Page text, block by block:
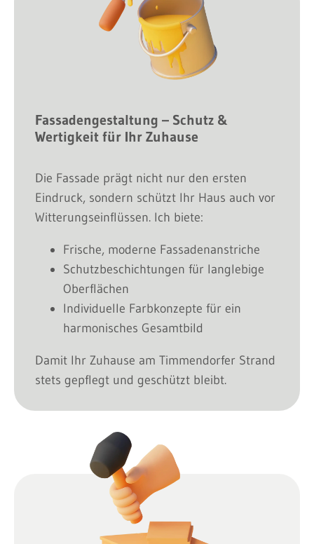
Fassadengestaltung – Schutz &
Wertigkeit für Ihr Zuhause
Die Fassade prägt nicht nur den ersten
Eindruck, sondern schützt Ihr Haus auch vor
Witterungseinflüssen. Ich biete:
Frische, moderne Fassadenanstriche
Schutzbeschichtungen für langlebige
Oberflächen
Individuelle Farbkonzepte für ein
harmonisches Gesamtbild
Damit Ihr Zuhause am Timmendorfer Strand
stets gepflegt und geschützt bleibt.